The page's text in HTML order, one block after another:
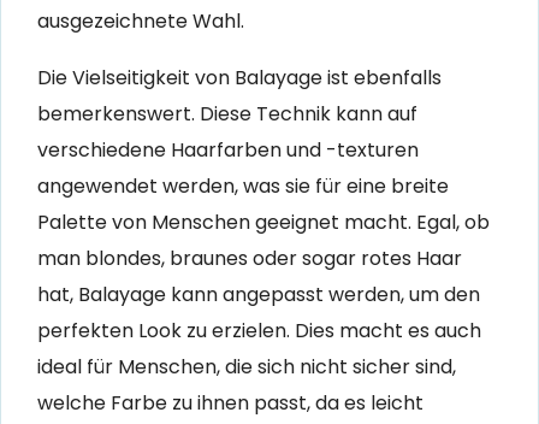
ausgezeichnete Wahl.
Die Vielseitigkeit von Balayage ist ebenfalls
bemerkenswert. Diese Technik kann auf
verschiedene Haarfarben und -texturen
angewendet werden, was sie für eine breite
Palette von Menschen geeignet macht. Egal, ob
man blondes, braunes oder sogar rotes Haar
hat, Balayage kann angepasst werden, um den
perfekten Look zu erzielen. Dies macht es auch
ideal für Menschen, die sich nicht sicher sind,
welche Farbe zu ihnen passt, da es leicht